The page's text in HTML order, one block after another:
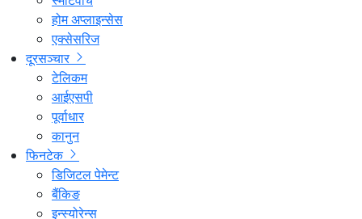
होम अप्लाइन्सेस
एक्सेसरिज
दूरसञ्चार
टेलिकम
आईएसपी
पूर्वाधार
कानुन
फिनटेक
डिजिटल पेमेन्ट
बैंकिङ
इन्स्योरेन्स